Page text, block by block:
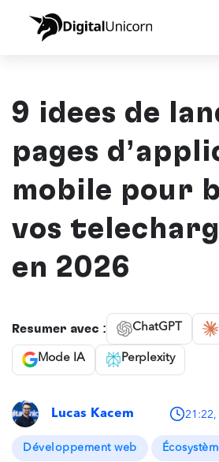
9 idées de
pages
mobile pour
vos
en 2026
Résumer avec : ChatGPT
Mode IA Perplexity
Lucas Kacem
Développement web